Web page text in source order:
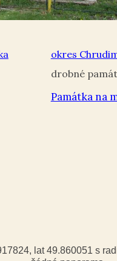
okres
Památka na
lat 49.860051 s